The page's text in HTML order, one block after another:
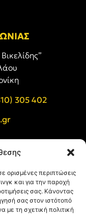
ορισμένες περιπτώσεις
και για την παροχή
σας. Κάνοντας
σας στον ιστότοπό
τη σχετική πολιτική
305 402